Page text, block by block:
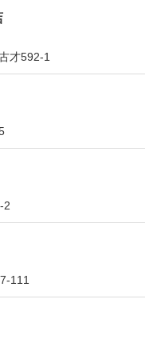
才592-1
2
111